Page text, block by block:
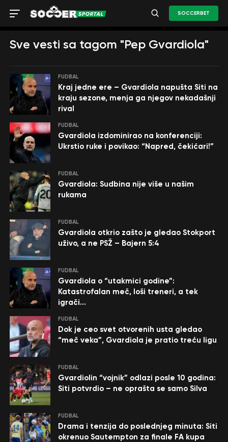
SOCCERBET
Sve vesti sa tagom "Pep Gvardiola"
FUDBAL
Kraj jedne ere – Gvardiola napušta Siti na
kraju sezone, menja ga njegov nekadašnji
rival
FUDBAL
Gvardiola izdominirao na konferenciji:
Ukrstio ruke i povikao: “Napred, čekićari!”
FUDBAL
Gvardiola: Sudbina nije više u našim
rukama
FUDBAL
Gvardiola otkrio zašto je gledao Stokport
uživo, a ne PSŽ – Bajern 5:4
FUDBAL
Gvardiola o “utakmici godine”:
Katastrofalan meč, loši treneri, a tek
igrači…
FUDBAL
Dok je ceo svet otvorenih usta gledao
“meč veka”, Gvardiola je pratio treću ligu
FUDBAL
Gvardiolin “vojnik” odlazi posle 10 godina:
Siti potvrdio – ne oprašta se samo Silva
FUDBAL
Drama i tenzija do poslednjeg minuta: Siti
okrenuo Sautempton za finale FA kupa